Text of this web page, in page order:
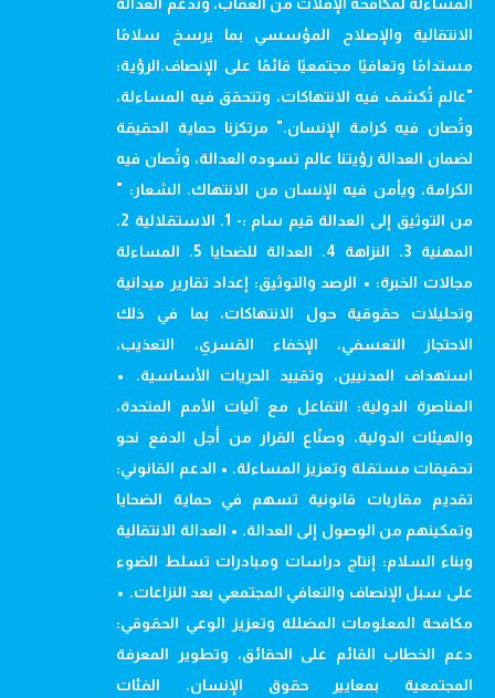
الانتقالية والإصلاح المؤسسي بما يرسخ سلامًا
مستدامًا وتعافيًا مجتمعيًا قائمًا على الإنصاف.الرؤية:
"عالم تُكشف فيه الانتهاكات، وتتحقق فيه المساءلة،
وتُصان فيه كرامة الإنسان." مرتكزنا حماية الحقيقة
لضمان العدالة رؤيتنا عالم تسوده العدالة، وتُصان فيه
الكرامة، ويأمن فيه الإنسان من الانتهاك. الشعار: "
من التوثيق إلى العدالة قيم سام :- 1. الاستقلالية 2.
المهنية 3. النزاهة 4. العدالة للضحايا 5. المساءلة
مجالات الخبرة: • الرصد والتوثيق: إعداد تقارير ميدانية
وتحليلات حقوقية حول الانتهاكات، بما في ذلك
الاحتجاز التعسفي، الإخفاء القسري، التعذيب،
استهداف المدنيين، وتقييد الحريات الأساسية. •
المناصرة الدولية: التفاعل مع آليات الأمم المتحدة،
والهيئات الدولية، وصنّاع القرار من أجل الدفع نحو
تحقيقات مستقلة وتعزيز المساءلة. • الدعم القانوني:
تقديم مقاربات قانونية تسهم في حماية الضحايا
وتمكينهم من الوصول إلى العدالة. • العدالة الانتقالية
وبناء السلام: إنتاج دراسات ومبادرات تسلط الضوء
على سبل الإنصاف والتعافي المجتمعي بعد النزاعات. •
مكافحة المعلومات المضللة وتعزيز الوعي الحقوقي:
دعم الخطاب القائم على الحقائق، وتطوير المعرفة
المجتمعية بمعايير حقوق الإنسان. الفئات